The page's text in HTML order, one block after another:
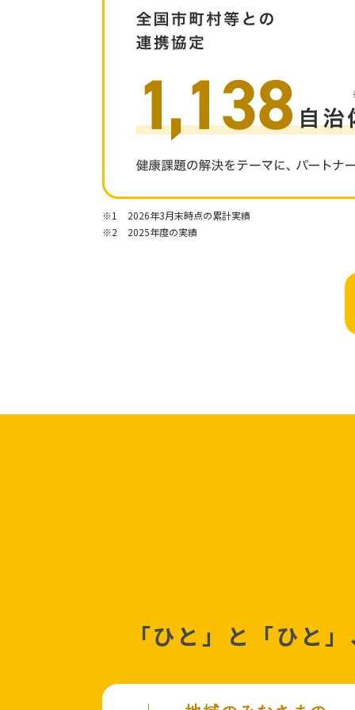
※1
2026年3月末時点の累計実績
※2
2025年度の実績
「ひと」と「ひと